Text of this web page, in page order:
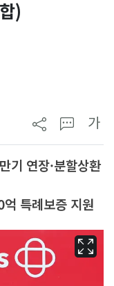
)
가
연장·분할상환
특례보증 지원